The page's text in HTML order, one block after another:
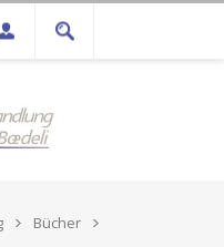
Bücher